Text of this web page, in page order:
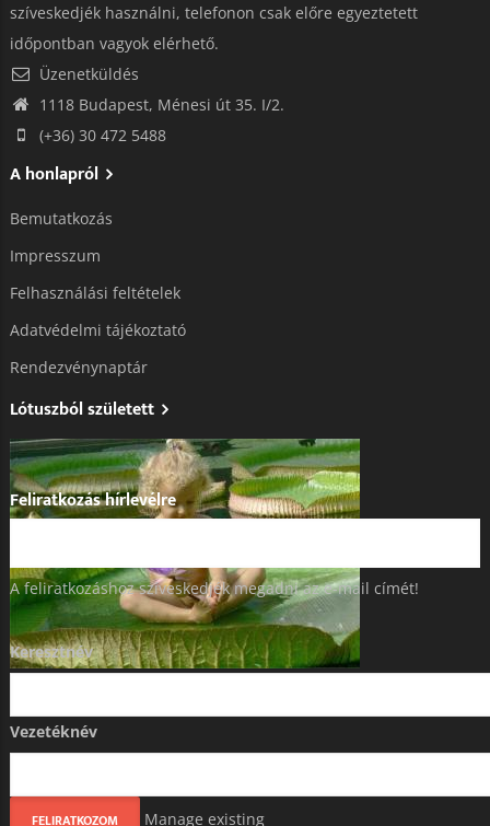
szíveskedjék használni, telefonon csak előre egyeztetett
időpontban vagyok elérhető.
Üzenetküldés
1118 Budapest, Ménesi út 35. I/2.
(+36) 30 472 5488
A honlapról
Bemutatkozás
Impresszum
Felhasználási feltételek
Adatvédelmi tájékoztató​
Rendezvénynaptár
Lótuszból született
Feliratkozás hírlevélre
A feliratkozáshoz szíveskedjék megadni az e-mail címét!
Keresztnév
Vezetéknév
Manage existing